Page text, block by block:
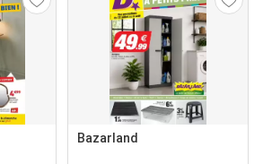
Bazarland